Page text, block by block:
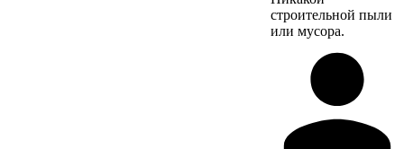
строительной пыли
или мусора.